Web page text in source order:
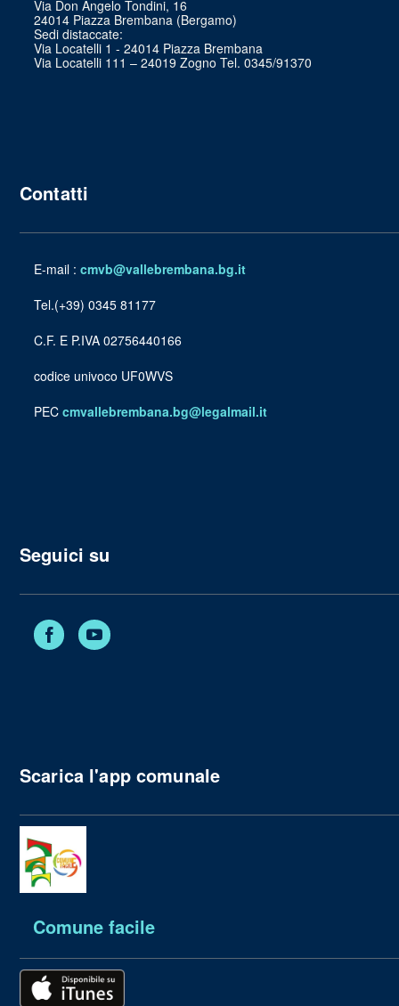
Via Don Angelo Tondini, 16
24014 Piazza Brembana (Bergamo)
Sedi distaccate:
Via Locatelli 1 - 24014 Piazza Brembana
Via Locatelli 111 – 24019 Zogno Tel. 0345/91370
Contatti
E-mail : cmvb@vallebrembana.bg.it
Tel.(+39) 0345 81177
C.F. E P.IVA 02756440166
codice univoco UF0WVS
PEC cmvallebrembana.bg@legalmail.it
Seguici su
Facebook
Scarica l'app comunale
Comune facile